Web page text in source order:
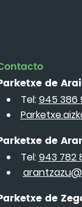
de
Tel:945 386
de
Tel:943 782
de